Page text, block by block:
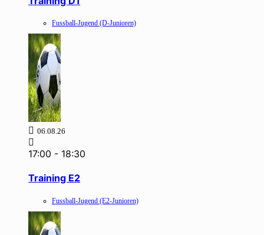
Fussball-Jugend (D-Junioren)
06.08.26
17:00 - 18:30
Training E2
Fussball-Jugend (E2-Junioren)